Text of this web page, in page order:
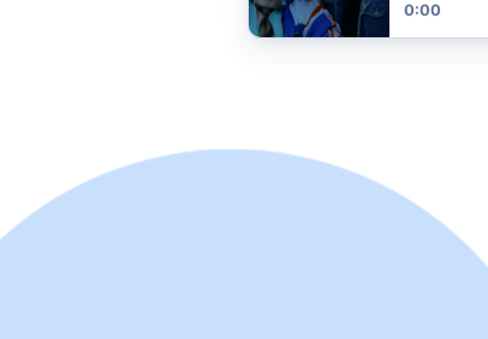
0:00